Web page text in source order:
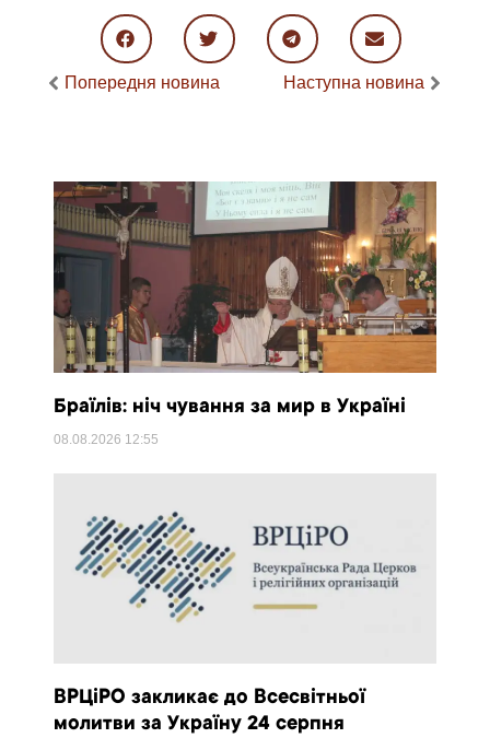
Попередня новина Наступна новина
Браїлів: ніч чування за мир в Україні
08.08.2026 12:55
ВРЦіРО закликає до Всесвітньої
молитви за Україну 24 серпня